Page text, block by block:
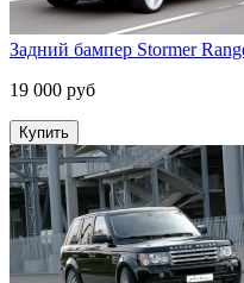
Задний бампер Stormer
19 000 руб